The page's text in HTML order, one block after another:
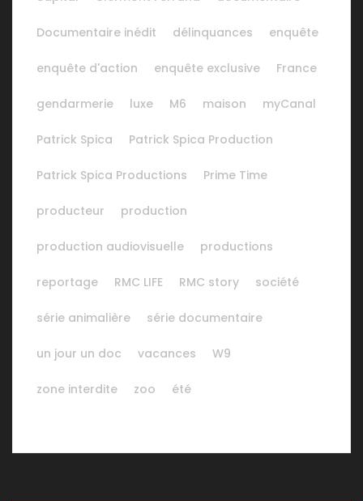
Documentaire inédit délinquances enquête
enquête d'action enquête exclusive France
gendarmerie luxe M6 maison myCanal
Patrick Spica Patrick Spica Production
Patrick Spica Productions Prime Time
producteur production
production audiovisuelle productions
reportage RMC LIFE RMC story société
série animalière série documentaire
un jour un doc vacances W9
zone interdite zoo été